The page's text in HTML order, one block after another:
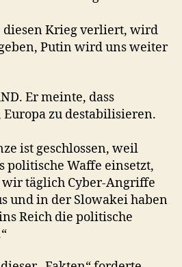
diesen Krieg verliert, wird
Putin wird uns weiter
Er meinte, dass
Europa zu destabilisieren.
ist geschlossen, weil
politische Waffe einsetzt,
täglich Cyber-Angriffe
und in der Slowakei haben
Reich die politische